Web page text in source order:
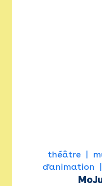
théâtre
d'animation